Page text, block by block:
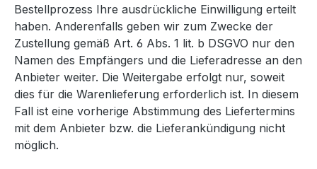
Bestellprozess Ihre ausdrückliche Einwilligung erteilt
haben. Anderenfalls geben wir zum Zwecke der
Zustellung gemäß Art. 6 Abs. 1 lit. b DSGVO nur den
Namen des Empfängers und die Lieferadresse an den
Anbieter weiter. Die Weitergabe erfolgt nur, soweit
dies für die Warenlieferung erforderlich ist. In diesem
Fall ist eine vorherige Abstimmung des Liefertermins
mit dem Anbieter bzw. die Lieferankündigung nicht
möglich.